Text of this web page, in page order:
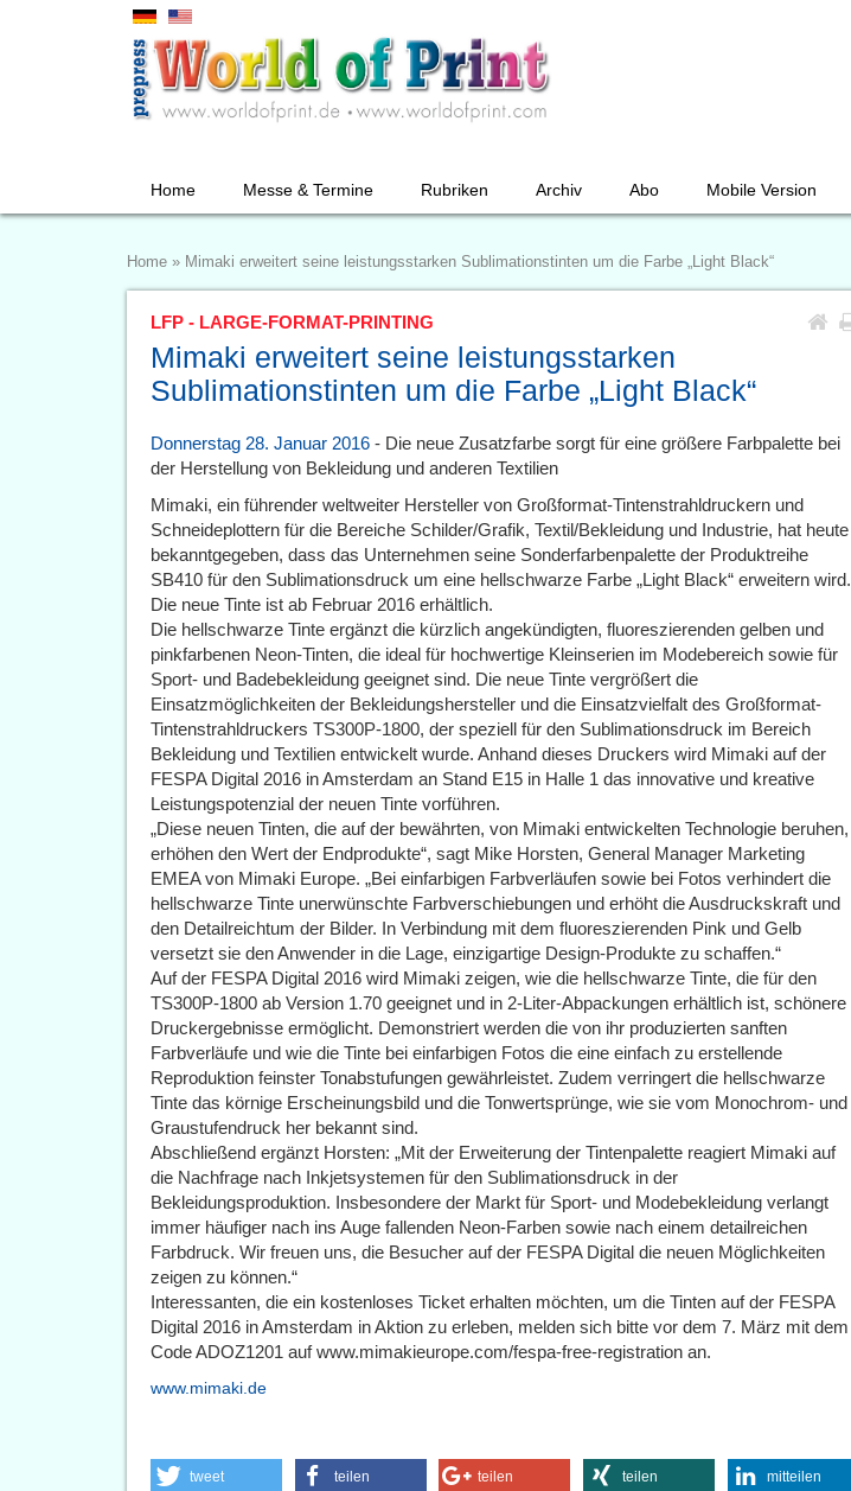
Home Messe & Termine Rubriken Archiv Abo Mobile Version
Home » Mimaki erweitert seine leistungsstarken Sublimationstinten um die Farbe „Light Black“
LFP - LARGE-FORMAT-PRINTING
Mimaki erweitert seine leistungsstarken
Sublimationstinten um die Farbe „Light Black“
Donnerstag 28. Januar 2016 - Die neue Zusatzfarbe sorgt für eine größere Farbpalette bei
der Herstellung von Bekleidung und anderen Textilien
Mimaki, ein führender weltweiter Hersteller von Großformat-Tintenstrahldruckern und
Schneideplottern für die Bereiche Schilder/Grafik, Textil/Bekleidung und Industrie, hat heute
bekanntgegeben, dass das Unternehmen seine Sonderfarbenpalette der Produktreihe
SB410 für den Sublimationsdruck um eine hellschwarze Farbe „Light Black“ erweitern wird.
Die neue Tinte ist ab Februar 2016 erhältlich.
Die hellschwarze Tinte ergänzt die kürzlich angekündigten, fluoreszierenden gelben und
pinkfarbenen Neon-Tinten, die ideal für hochwertige Kleinserien im Modebereich sowie für
Sport- und Badebekleidung geeignet sind. Die neue Tinte vergrößert die
Einsatzmöglichkeiten der Bekleidungshersteller und die Einsatzvielfalt des Großformat-
Tintenstrahldruckers TS300P-1800, der speziell für den Sublimationsdruck im Bereich
Bekleidung und Textilien entwickelt wurde. Anhand dieses Druckers wird Mimaki auf der
FESPA Digital 2016 in Amsterdam an Stand E15 in Halle 1 das innovative und kreative
Leistungspotenzial der neuen Tinte vorführen.
„Diese neuen Tinten, die auf der bewährten, von Mimaki entwickelten Technologie beruhen,
erhöhen den Wert der Endprodukte“, sagt Mike Horsten, General Manager Marketing
EMEA von Mimaki Europe. „Bei einfarbigen Farbverläufen sowie bei Fotos verhindert die
hellschwarze Tinte unerwünschte Farbverschiebungen und erhöht die Ausdruckskraft und
den Detailreichtum der Bilder. In Verbindung mit dem fluoreszierenden Pink und Gelb
versetzt sie den Anwender in die Lage, einzigartige Design-Produkte zu schaffen.“
Auf der FESPA Digital 2016 wird Mimaki zeigen, wie die hellschwarze Tinte, die für den
TS300P-1800 ab Version 1.70 geeignet und in 2-Liter-Abpackungen erhältlich ist, schönere
Druckergebnisse ermöglicht. Demonstriert werden die von ihr produzierten sanften
Farbverläufe und wie die Tinte bei einfarbigen Fotos die eine einfach zu erstellende
Reproduktion feinster Tonabstufungen gewährleistet. Zudem verringert die hellschwarze
Tinte das körnige Erscheinungsbild und die Tonwertsprünge, wie sie vom Monochrom- und
Graustufendruck her bekannt sind.
Abschließend ergänzt Horsten: „Mit der Erweiterung der Tintenpalette reagiert Mimaki auf
die Nachfrage nach Inkjetsystemen für den Sublimationsdruck in der
Bekleidungsproduktion. Insbesondere der Markt für Sport- und Modebekleidung verlangt
immer häufiger nach ins Auge fallenden Neon-Farben sowie nach einem detailreichen
Farbdruck. Wir freuen uns, die Besucher auf der FESPA Digital die neuen Möglichkeiten
zeigen zu können.“
Interessanten, die ein kostenloses Ticket erhalten möchten, um die Tinten auf der FESPA
Digital 2016 in Amsterdam in Aktion zu erleben, melden sich bitte vor dem 7. März mit dem
Code ADOZ1201 auf www.mimakieurope.com/fespa-free-registration an.
www.mimaki.de
tweet teilen teilen teilen mitteilen